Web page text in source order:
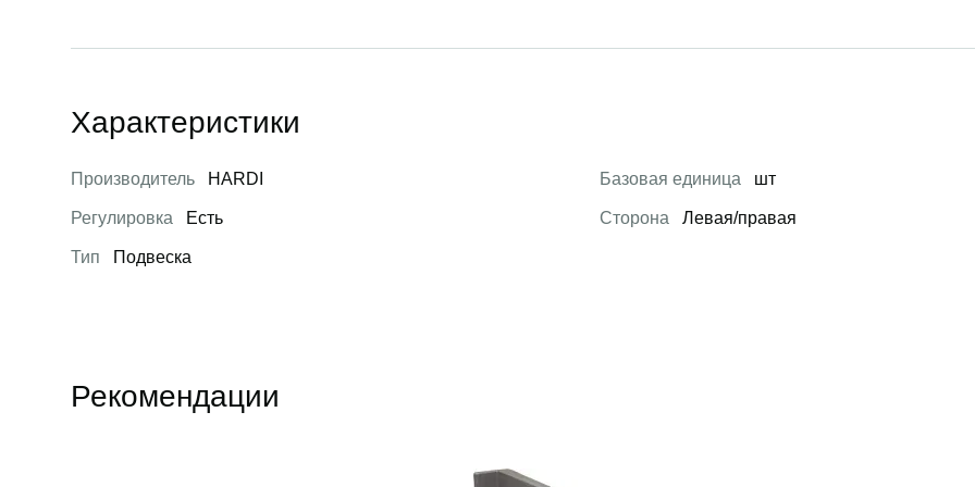
Характеристики
Производитель HARDI Базовая единица шт
Регулировка Есть Сторона Левая/правая
Тип Подвеска
Рекомендации